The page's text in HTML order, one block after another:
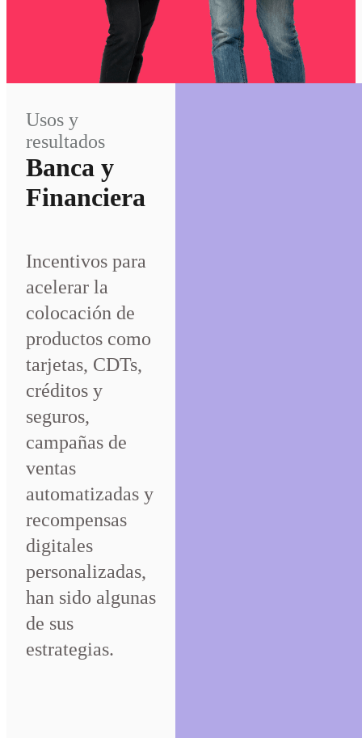
Usos y
resultados
Banca y
Financiera
Incentivos para
acelerar la
colocación de
productos como
tarjetas, CDTs,
créditos y
seguros,
campañas de
ventas
automatizadas y
recompensas
digitales
personalizadas,
han sido algunas
de sus
estrategias.